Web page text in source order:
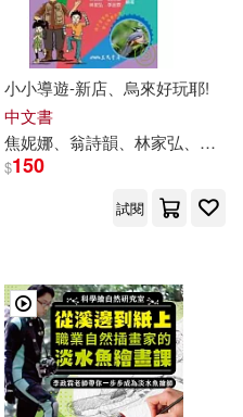
小小導遊-新店、烏來好玩耶!
中文書
焦妮娜、翁詩韻、林家弘、
李政
$150
試閱